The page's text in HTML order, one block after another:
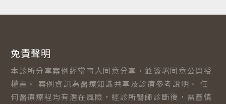
免責聲明
本診所分享案例經當事人同意分享，並簽署同意公開授
權書。 案例資訊為醫療知識共享及診療參考說明。 任
何醫療療程均有潛在風險，經診所醫師診斷後，需審慎